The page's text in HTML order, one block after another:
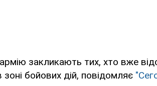
закликають тих, хто вже
бойових дій, повідомляє